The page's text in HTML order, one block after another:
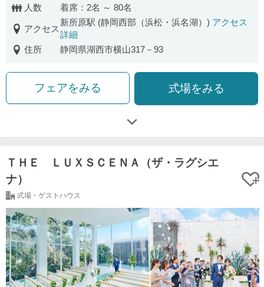
人数
着席：2名 ～ 80名
アクセス
新所原駅 (静岡西部（浜松・浜名湖）) アクセス
詳細
住所
静岡県湖西市横山317－93
フェアをみる 式場をみる
ＴＨＥ ＬＵＸＳＣＥＮＡ（ザ・ラグシエ
ナ）
式場・ゲストハウス